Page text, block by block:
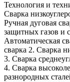
Технология и
Сварка
Ручная дуговая
защитных газов и
Автоматическая
сварка 2. Сварка
3. Сварка
4. Сварка
разнородных